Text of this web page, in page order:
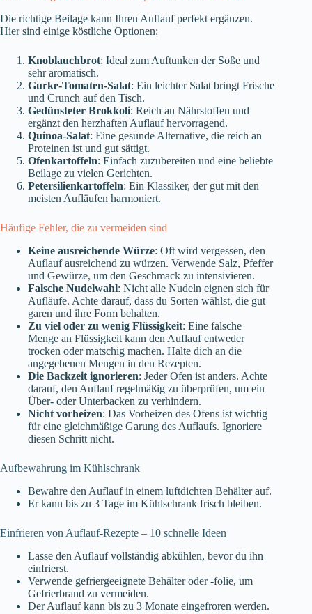
Die richtige Beilage kann Ihren Auflauf perfekt ergänzen.
Hier sind einige köstliche Optionen:
Knoblauchbrot: Ideal zum Auftunken der Soße und
sehr aromatisch.
Gurke-Tomaten-Salat: Ein leichter Salat bringt Frische
und Crunch auf den Tisch.
Gedünsteter Brokkoli: Reich an Nährstoffen und
ergänzt den herzhaften Auflauf hervorragend.
Quinoa-Salat: Eine gesunde Alternative, die reich an
Proteinen ist und gut sättigt.
Ofenkartoffeln: Einfach zuzubereiten und eine beliebte
Beilage zu vielen Gerichten.
Petersilienkartoffeln: Ein Klassiker, der gut mit den
meisten Aufläufen harmoniert.
Häufige Fehler, die zu vermeiden sind
Keine ausreichende Würze: Oft wird vergessen, den
Auflauf ausreichend zu würzen. Verwende Salz, Pfeffer
und Gewürze, um den Geschmack zu intensivieren.
Falsche Nudelwahl: Nicht alle Nudeln eignen sich für
Aufläufe. Achte darauf, dass du Sorten wählst, die gut
garen und ihre Form behalten.
Zu viel oder zu wenig Flüssigkeit: Eine falsche
Menge an Flüssigkeit kann den Auflauf entweder
trocken oder matschig machen. Halte dich an die
angegebenen Mengen in den Rezepten.
Die Backzeit ignorieren: Jeder Ofen ist anders. Achte
darauf, den Auflauf regelmäßig zu überprüfen, um ein
Über- oder Unterbacken zu verhindern.
Nicht vorheizen: Das Vorheizen des Ofens ist wichtig
für eine gleichmäßige Garung des Auflaufs. Ignoriere
diesen Schritt nicht.
Aufbewahrung im Kühlschrank
Bewahre den Auflauf in einem luftdichten Behälter auf.
Er kann bis zu 3 Tage im Kühlschrank frisch bleiben.
Einfrieren von Auflauf-Rezepte – 10 schnelle Ideen
Lasse den Auflauf vollständig abkühlen, bevor du ihn
einfrierst.
Verwende gefriergeeignete Behälter oder -folie, um
Gefrierbrand zu vermeiden.
Der Auflauf kann bis zu 3 Monate eingefroren werden.